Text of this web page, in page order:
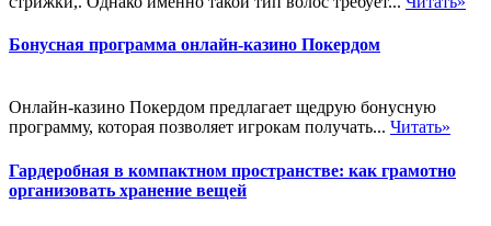
Бонусная программа онлайн-казино Покердом
Онлайн-казино Покердом предлагает щедрую бонусную
программу, которая позволяет игрокам получать... Читать»
Гардеробная в компактном пространстве: как грамотно
организовать хранение вещей